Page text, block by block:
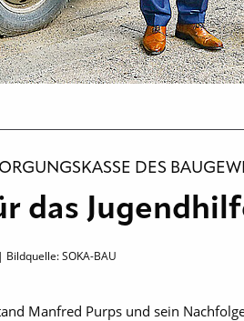
DES
das
Bildquelle: SOKA-BAU
Manfred Purps und sein